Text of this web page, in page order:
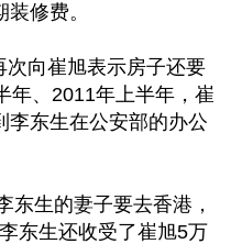
修费。
向崔旭表示房子还要
年、2011年上半年，崔
李东生在公安部的办公
东生的妻子要去香港，
东生还收受了崔旭5万